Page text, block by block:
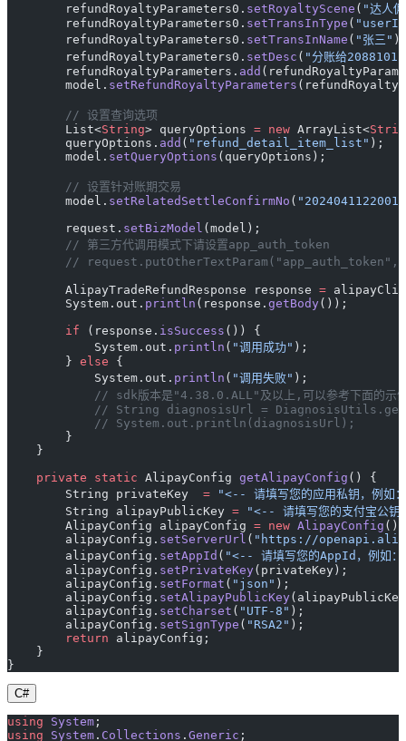
        refundRoyaltyParameters0.
setRoyaltyScene ( "达人
        refundRoyaltyParameters0.
setTransInType (
        refundRoyaltyParameters0.
setTransInName ( "张三"
        refundRoyaltyParameters0.
setDesc ( "分账给
        refundRoyaltyParameters.
add
        model.
setRefundRoyaltyParameters
        // 设置查询选项
        List<
String> queryOptions = new ArrayList<
        queryOptions.
add ( "refund_detail_item_list" );
        model.
setQueryOptions (queryOptions);
        // 设置针对账期交易
        model.
setRelatedSettleConfirmNo (
        request.
setBizModel (model);
        // 第三方代调用模式下请设置app_auth_token
// request.putOtherTextParam("app_auth_token",
        AlipayTradeRefundResponse response
=
        System.out.
println (response. getBody());
        if
(response. isSuccess ()) {
            System.out.
println ( "调用成功" );
        }
else {
            System.out.
println ( "调用失败" );
// sdk版本是"4.38.0.ALL"及以上,可以参考下面的示例
// String diagnosisUrl =
            // System.out.println(diagnosisUrl);
        }
    }
    private
static AlipayConfig getAlipayConfig () {
        String privateKey
= "<-- 请填写您的应用私钥，例
        String alipayPublicKey
= "<-- 请填写您的支付宝公
        AlipayConfig alipayConfig
= new AlipayConfig ();
        alipayConfig.
setServerUrl ( "https://
        alipayConfig.
setAppId ( "<-- 请填写您的AppId，例如
        alipayConfig.
setPrivateKey(privateKey);
        alipayConfig.
setFormat ( "json" );
        alipayConfig.
setAlipayPublicKey
        alipayConfig.
setCharset ( "UTF-8" );
        alipayConfig.
setSignType ( "RSA2" );
        return
alipayConfig;
    }
}
C#
using System ;
using System . Collections . Generic ;